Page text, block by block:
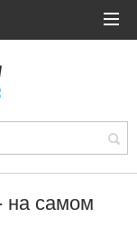
на самом